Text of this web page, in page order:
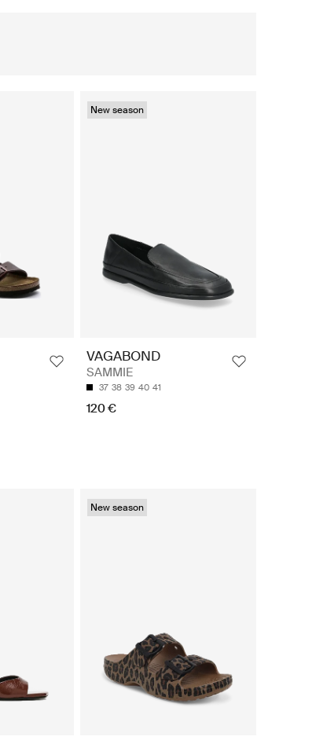
New season
VAGABOND
SAMMIE
37 38 39 40 41
120 €
New season